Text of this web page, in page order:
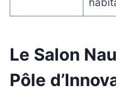
Le Salon
Pôle